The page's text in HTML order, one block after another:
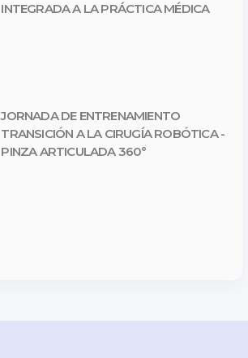
INTEGRADA A LA PRÁCTICA MÉDICA
JORNADA DE ENTRENAMIENTO
TRANSICIÓN A LA CIRUGÍA ROBÓTICA -
PINZA ARTICULADA 360°